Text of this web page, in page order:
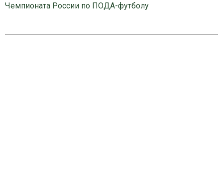
Чемпионата России по ПОДА-футболу